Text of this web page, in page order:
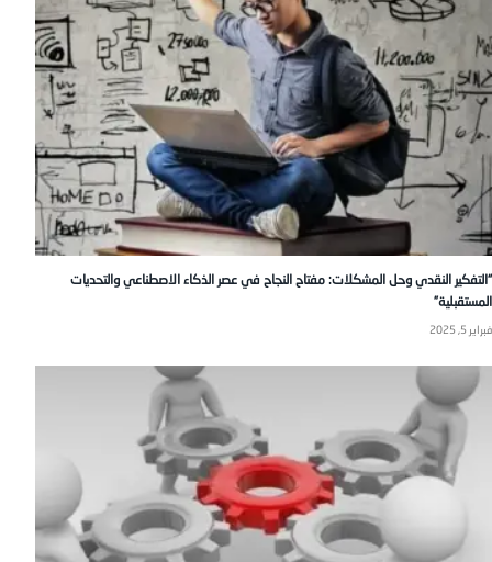
“التفكير النقدي وحل المشكلات: مفتاح النجاح في عصر الذكاء الاصطناعي والتحديات
المستقبلية”
فبراير 5, 2025